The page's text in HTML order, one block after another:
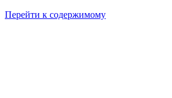
Перейти к содержимому